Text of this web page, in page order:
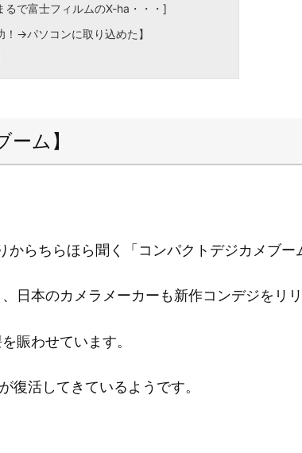
るで富士フィルムのX-ha・・・]
→パソコンに取り込めた】
ーム】
らちらほら聞く「コンパクトデジカメブー
日本のカメラメーカーも新作コンデジをリ
賑わせています。
復活してきているようです。